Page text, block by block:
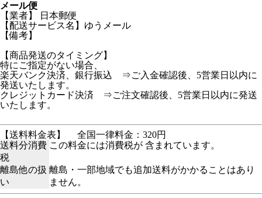
メール便
【業者】 日本郵便
【配送サービス名】ゆうメール
【備考】
【商品発送のタイミング】
特にご指定がない場合、
楽天バンク決済、銀行振込 ⇒ご入金確認後、5営業日以内に
発送いたします。
クレジットカード決済 ⇒ご注文確認後、5営業日以内に発送
いたします。
【送料料金表】
全国一律料金：320円
送料分消費
税
この料金には消費税が 含まれています。
離島他の扱
い
離島・一部地域でも追加送料がかかることはあり
ません。